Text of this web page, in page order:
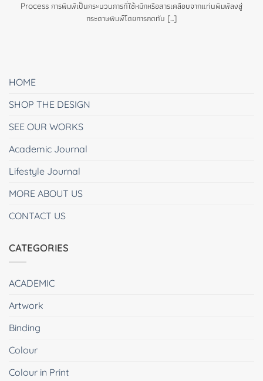
Process การพิมพ์เป็นกระบวนการที่ใช้หมึกหรือสารเคลือบจากแท่นพิมพ์ลงสู่
กระดาษพิมพ์โดยการกดทับ [...]
HOME
SHOP THE DESIGN
SEE OUR WORKS
Academic Journal
Lifestyle Journal
MORE ABOUT US
CONTACT US
CATEGORIES
ACADEMIC
Artwork
Binding
Colour
Colour in Print